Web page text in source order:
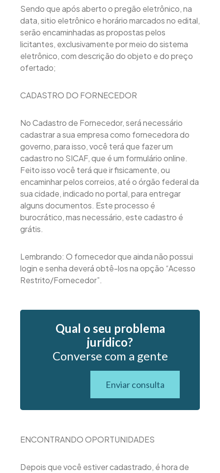
Sendo que após aberto o pregão eletrônico, na
data, sitio eletrônico e horário marcados no edital,
serão encaminhadas as propostas pelos
licitantes, exclusivamente por meio do sistema
eletrônico, com descrição do objeto e do preço
ofertado;
CADASTRO DO FORNECEDOR
No Cadastro de Fornecedor, será necessário
cadastrar a sua empresa como fornecedora do
governo, para isso, você terá que fazer um
cadastro no SICAF, que é um formulário online.
Feito isso você terá que ir fisicamente, ou
encaminhar pelos correios, até o órgão federal da
sua cidade, indicado no portal, para entregar
alguns documentos. Este processo é
burocrático, mas necessário, este cadastro é
grátis.
Lembrando: O fornecedor que ainda não possui
login e senha deverá obtê-los na opção “Acesso
Restrito/Fornecedor”.
Qual o seu problema
jurídico?
Converse com a gente
Enviar consulta
ENCONTRANDO OPORTUNIDADES
Depois que você estiver cadastrado, é hora de